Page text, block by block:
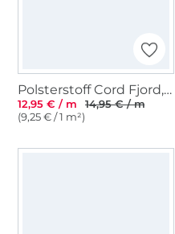
Polsterstoff Cord Fjord, braun
12,95 € / m
14,95 € / m
(9,25 € / 1 m²)